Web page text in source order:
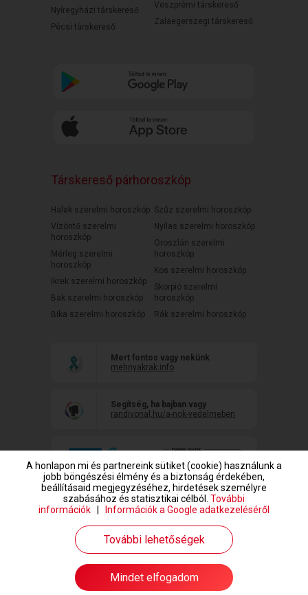
Nyíregyházi társkereső
Pécsi társkereső
Veszprémi társkereső
Zalaegerszegi társkereső
Társkereső párhoroszkóp
Halak szerelmi horoszkóp
Vízöntő szerelmi
horoszkóp
Mérleg szerelmi
horoszkóp
Ikrek szerelmi horoszkóp
Bak szerelmi horoszkóp
Bika szerelmi horoszkóp
Szűz szerelmi horoszkóp
Nyilas szerelmi horoszkóp
Oroszlán szerelmi
horoszkóp
Kos szerelmi horoszkóp
Skorpió szerelmi
horoszkóp
Rák szerelmi horoszkóp
Mert fontos vagy nekünk
mehnyakrak.info
Segítség, ha bajban vagy
randivonal.hu/a-nok-vedelmeben
www.randivonal.hu © Copyright 1999-2026 Dating Central Europe Zrt.
A honlapon mi és partnereink sütiket (cookie) használunk a
jobb böngészési élmény és a biztonság érdekében,
beállításaid megjegyzéséhez, hirdetések személyre
szabásához és statisztikai célból. További
információk
Információk a Google adatkezeléséről
További lehetőségek
Mindet elfogadom